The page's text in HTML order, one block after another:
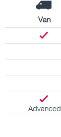
Van
Advanced